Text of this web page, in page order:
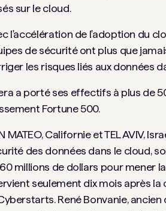
sur le cloud.
l'accélération de l'adoption du
de sécurité ont plus que
les risques liés aux données
a porté ses effectifs à plus de
Fortune 500.
MATEO, Californie et TEL AVIV,
des données dans le cloud,
millions de dollars pour mener
seulement dix mois après
René Bonvanie,